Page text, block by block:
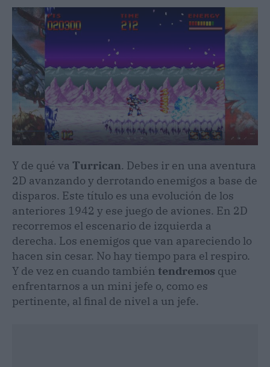
Y de qué va Turrican. Debes ir en una aventura
2D avanzando y derrotando enemigos a base de
disparos. Este título es una evolución de los
anteriores 1942 y ese juego de aviones. En 2D
recorremos el escenario de izquierda a
derecha. Los enemigos que van apareciendo lo
hacen sin cesar. No hay tiempo para el respiro.
Y de vez en cuando también tendremos que
enfrentarnos a un mini jefe o, como es
pertinente, al final de nivel a un jefe.